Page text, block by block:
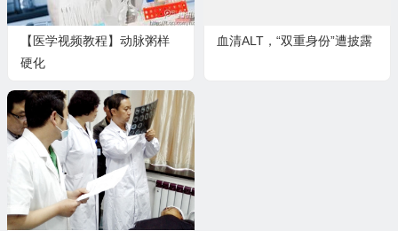
【医学视频教程】动脉粥样
硬化
血清ALT，“双重身份”遭披露